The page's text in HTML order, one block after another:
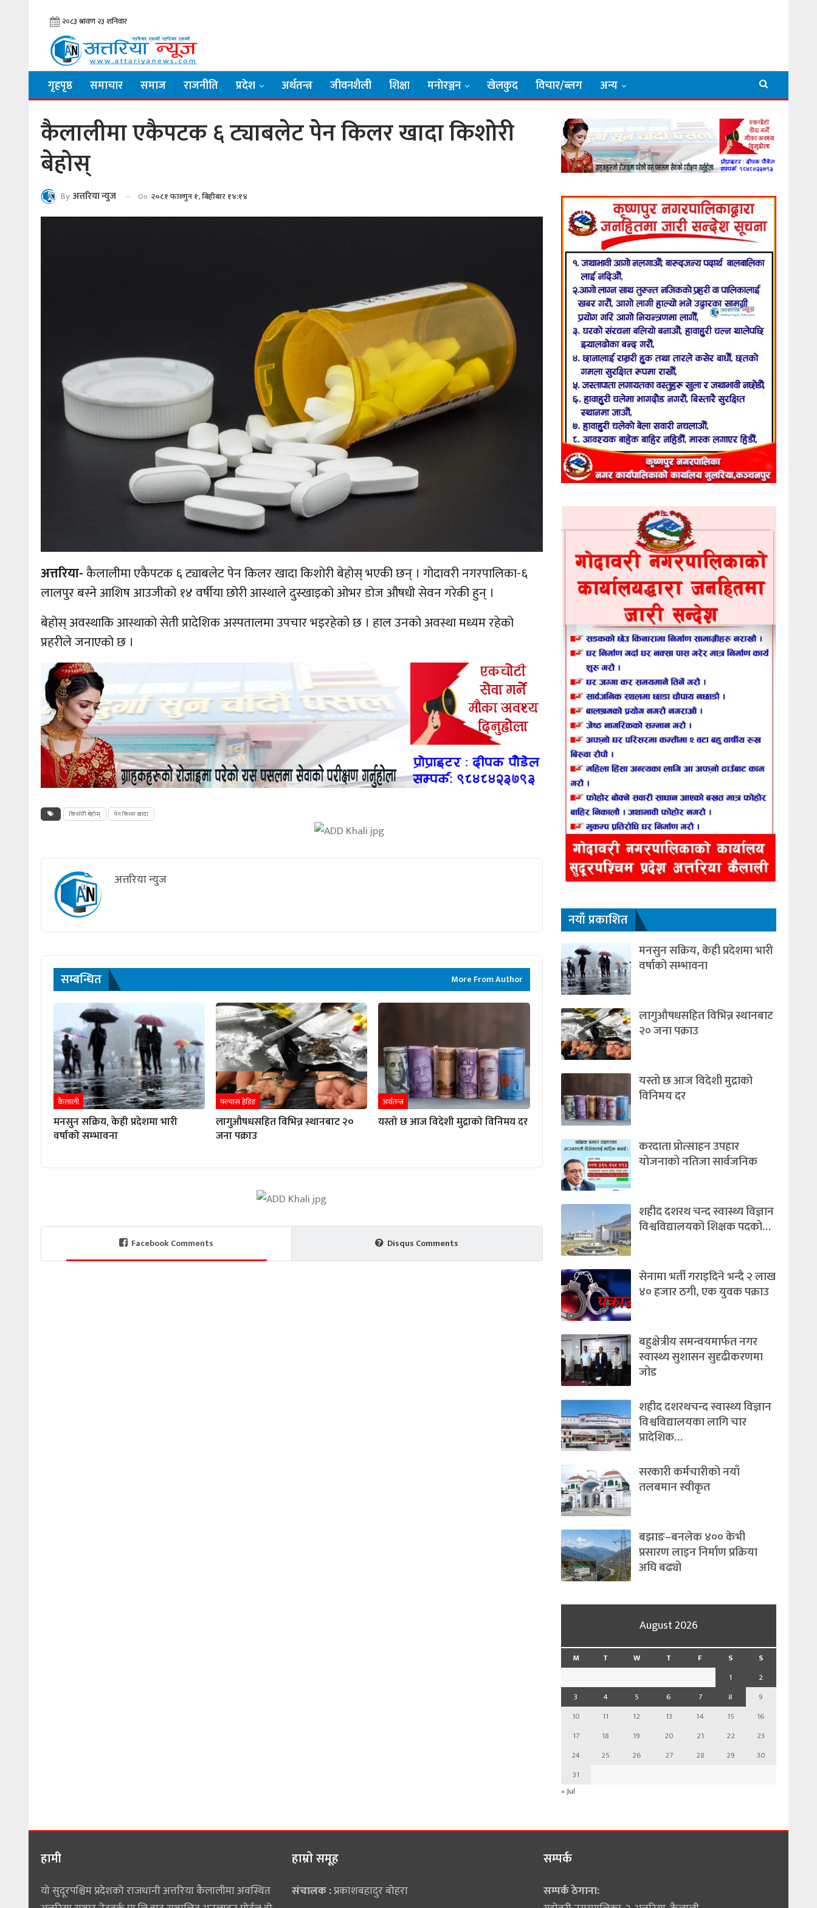
गृहपृष्ठ समाचार समाज राजनीति प्रदेश अर्थतन्त्र जीवनशैली शिक्षा मनाेरञ्जन खेलकुद विचार/ब्लग अन्य
कैलालीमा एकैपटक ६ ट्याबलेट पेन किलर खादा किशोरी
बेहोस्
By अत्तरिया न्युज On २०८१ फाल्गुन १, बिहीबार १४:१४
अत्तरिया-कैलालीमा एकैपटक ६ ट्याबलेट पेन किलर खादा किशोरी बेहोस् भएकी छन् । गोदावरी नगरपालिका-६
लालपुर बस्ने आशिष आउजीको १४ वर्षीया छोरी आस्थाले दुस्खाइको ओभर डोज औषधी सेवन गरेकी हुन् ।
बेहोस् अवस्थाकि आस्थाको सेती प्रादेशिक अस्पतालमा उपचार भइरहेको छ । हाल उनको अवस्था मध्यम रहेको
प्रहरीले जनाएको छ ।
किशोरी बेहोस् पेन किलर खादा
अत्तरिया न्युज
सम्बन्धित More From Author
कैलाली
मनसुन सक्रिय, केही प्रदेशमा भारी
वर्षाको सम्भावना
फ्ल्यास हेडिङ
लागुऔषधसहित विभिन्न स्थानबाट २०
जना पक्राउ
अर्थतन्त्र
यस्तो छ आज विदेशी मुद्राको विनिमय दर
Facebook Comments Disqus Comments
नयाँ प्रकाशित
मनसुन सक्रिय, केही प्रदेशमा भारी
वर्षाको सम्भावना
लागुऔषधसहित विभिन्न स्थानबाट
२० जना पक्राउ
यस्तो छ आज विदेशी मुद्राको
विनिमय दर
करदाता प्रोत्साहन उपहार
योजनाको नतिजा सार्वजनिक
शहीद दशरथ चन्द स्वास्थ्य विज्ञान
विश्वविद्यालयको शिक्षक पदको…
सेनामा भर्ती गराइदिने भन्दै २ लाख
४० हजार ठगी, एक युवक पक्राउ
बहुक्षेत्रीय समन्वयमार्फत नगर
स्वास्थ्य सुशासन सुदृढीकरणमा
जोड
शहीद दशरथचन्द स्वास्थ्य विज्ञान
विश्वविद्यालयका लागि चार
प्रादेशिक…
सरकारी कर्मचारीको नयाँ
तलबमान स्वीकृत
बझाङ–बनलेक ४०० केभी
प्रसारण लाइन निर्माण प्रक्रिया
अघि बढ्यो
August 2026
M T W T F S
S
1
2
3
4 5 6 7 8
9
10
11 12 13 14 15
16
17
18 19 20 21 22
23
24
25 26 27 28 29
30
31
« Jul
हामी
यो सुदूरपश्चिम प्रदेशको राजधानी अत्तरिया कैलालीमा अवस्थित
हाम्राे समूह
संचालक :प्रकाशबहादुर बोहरा
सम्पर्क
सम्पर्क ठेगाना: